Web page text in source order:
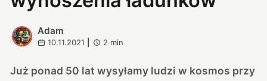
A
Adam
10.11.2021 2 min
Już ponad 50 lat wysyłamy ludzi w kosmos przy